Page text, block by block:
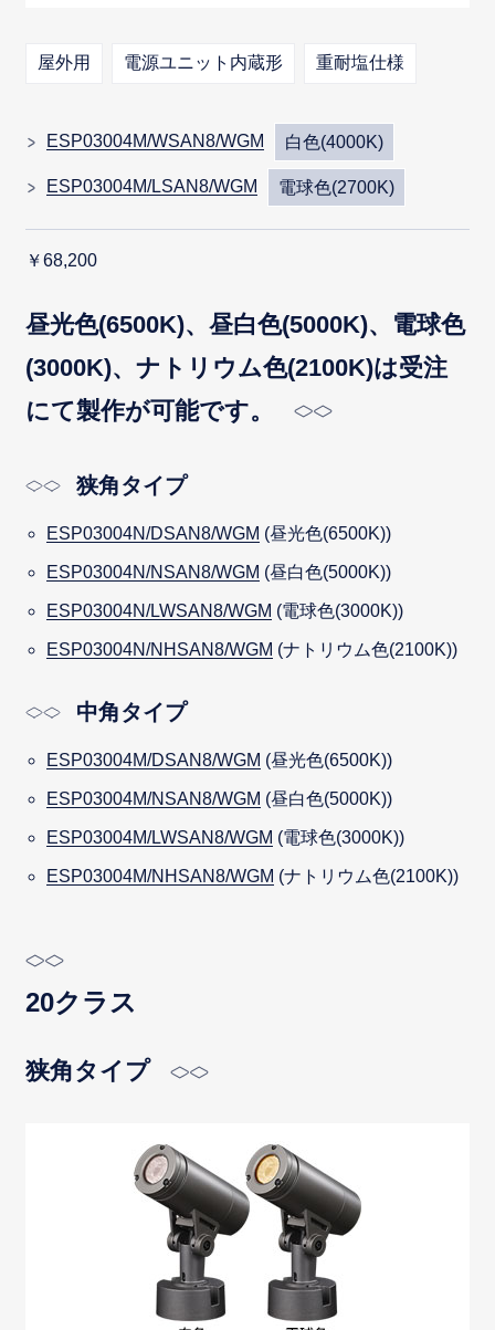
屋外用 電源ユニット内蔵形 重耐塩仕様
ESP03004M/WSAN8/WGM 白色(4000K)
ESP03004M/LSAN8/WGM 電球色(2700K)
￥68,200
昼光色(6500K)、昼白色(5000K)、電球色
(3000K)、ナトリウム色(2100K)は受注
にて製作が可能です。
狭角タイプ
ESP03004N/DSAN8/WGM (昼光色(6500K))
ESP03004N/NSAN8/WGM (昼白色(5000K))
ESP03004N/LWSAN8/WGM (電球色(3000K))
ESP03004N/NHSAN8/WGM (ナトリウム色(2100K))
中角タイプ
ESP03004M/DSAN8/WGM (昼光色(6500K))
ESP03004M/NSAN8/WGM (昼白色(5000K))
ESP03004M/LWSAN8/WGM (電球色(3000K))
ESP03004M/NHSAN8/WGM (ナトリウム色(2100K))
20クラス
狭角タイプ